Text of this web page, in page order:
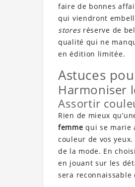
faire de bonnes
qui viendront
storesréserve de
qualité qui ne
en édition limitée.
Astuces
Harmoniser
Assortir
Rien de mieux
femme qui se marie
couleur de vos
de la mode. En
en jouant sur les
sera